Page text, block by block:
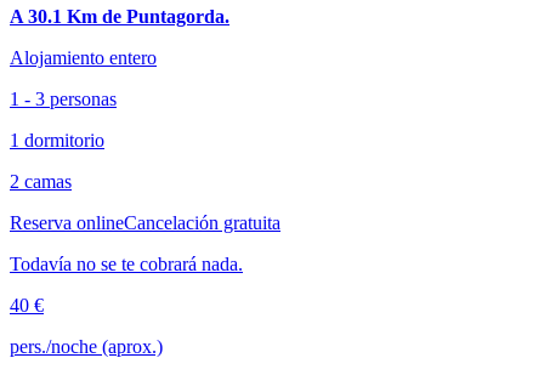
A 30.1 Km de Puntagorda.
Alojamiento entero
1 - 3 personas
1 dormitorio
2 camas
Reserva onlineCancelación gratuita
Todavía no se te cobrará nada.
40 €
pers./noche (aprox.)